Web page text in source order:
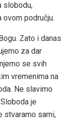
slobodu,
području.
Zato i danas
za dar
se svih
vremenima na
Ne slavimo
je
stvaramo sami,